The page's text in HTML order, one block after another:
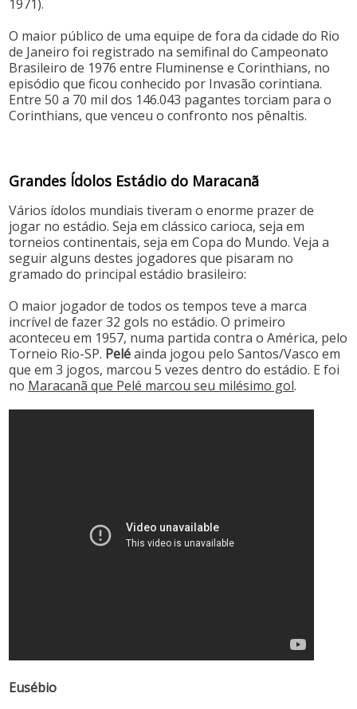
1971).
O maior público de uma equipe de fora da cidade do Rio
de Janeiro foi registrado na semifinal do Campeonato
Brasileiro de 1976 entre Fluminense e Corinthians, no
episódio que ficou conhecido por Invasão corintiana.
Entre 50 a 70 mil dos 146.043 pagantes torciam para o
Corinthians, que venceu o confronto nos pênaltis.
Grandes Ídolos Estádio do Maracanã
Vários ídolos mundiais tiveram o enorme prazer de
jogar no estádio. Seja em clássico carioca, seja em
torneios continentais, seja em Copa do Mundo. Veja a
seguir alguns destes jogadores que pisaram no
gramado do principal estádio brasileiro:
O maior jogador de todos os tempos teve a marca
incrível de fazer 32 gols no estádio. O primeiro
aconteceu em 1957, numa partida contra o América, pelo
Torneio Rio-SP. Peléainda jogou pelo Santos/Vasco em
que em 3 jogos, marcou 5 vezes dentro do estádio. E foi
no Maracanã que Pelé marcou seu milésimo gol.
Eusébio